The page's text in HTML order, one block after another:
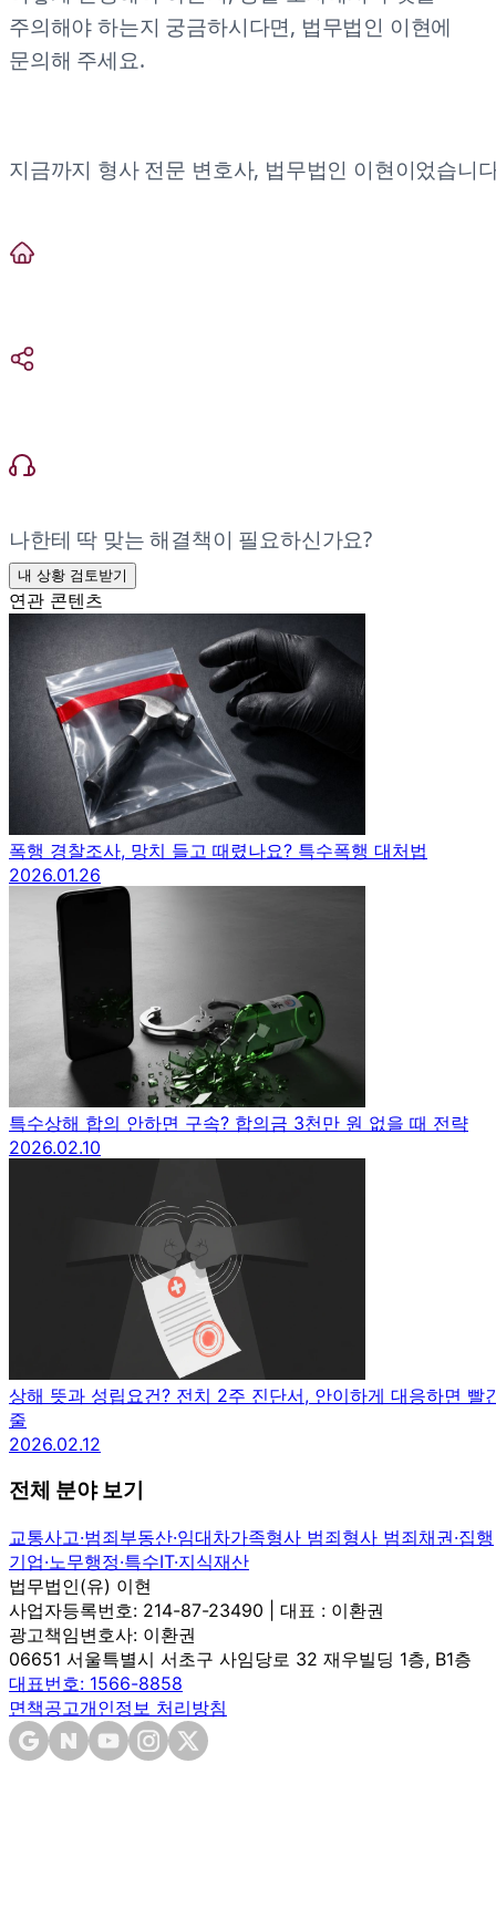
주의해야 하는지 궁금하시다면, 법무법인 이현에
문의해 주세요.
지금까지 형사 전문 변호사, 법무법인 이현이었습니
나한테 딱 맞는 해결책이 필요하신가요?
내 상황 검토받기
연관 콘텐츠
폭행 경찰조사, 망치 들고 때렸나요? 특수폭행 대처법
2026.01.26
특수상해 합의 안하면 구속? 합의금 3천만 원 없을 때 전략
2026.02.10
상해 뜻과 성립요건? 전치 2주 진단서, 안이하게 대응하면 빨
줄
2026.02.12
전체 분야 보기
교통사고·범죄부동산·임대차가족형사 범죄형사 범죄채권·집행
기업·노무행정·특수IT·지식재산
법무법인(유) 이현
사업자등록번호: 214-87-23490 | 대표 : 이환권
광고책임변호사: 이환권
06651 서울특별시 서초구 사임당로 32 재우빌딩 1층, B1층
대표번호: 1566-8858
면책공고개인정보 처리방침